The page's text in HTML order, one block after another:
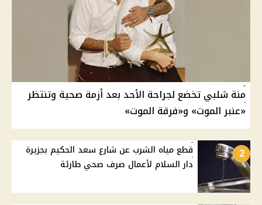
منة شلبي تخضع لجراحة الأحد بعد أزمة صحية وتنتظر
«عنبر الموت» و«فرقة الموت»
2
قطع مياه الشرب عن شارع سعد الحكيم بجزيرة
دار السلام لأعمال صرف صحي طارئة